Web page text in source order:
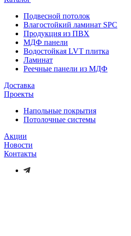
Подвесной потолок
Влагостойкий ламинат SPC
Продукция из ПВХ
МДФ панели
Водостойкая LVT плитка
Ламинат
Реечные панели из МДФ
Доставка
Проекты
Напольные покрытия
Потолочные системы
Акции
Новости
Контакты